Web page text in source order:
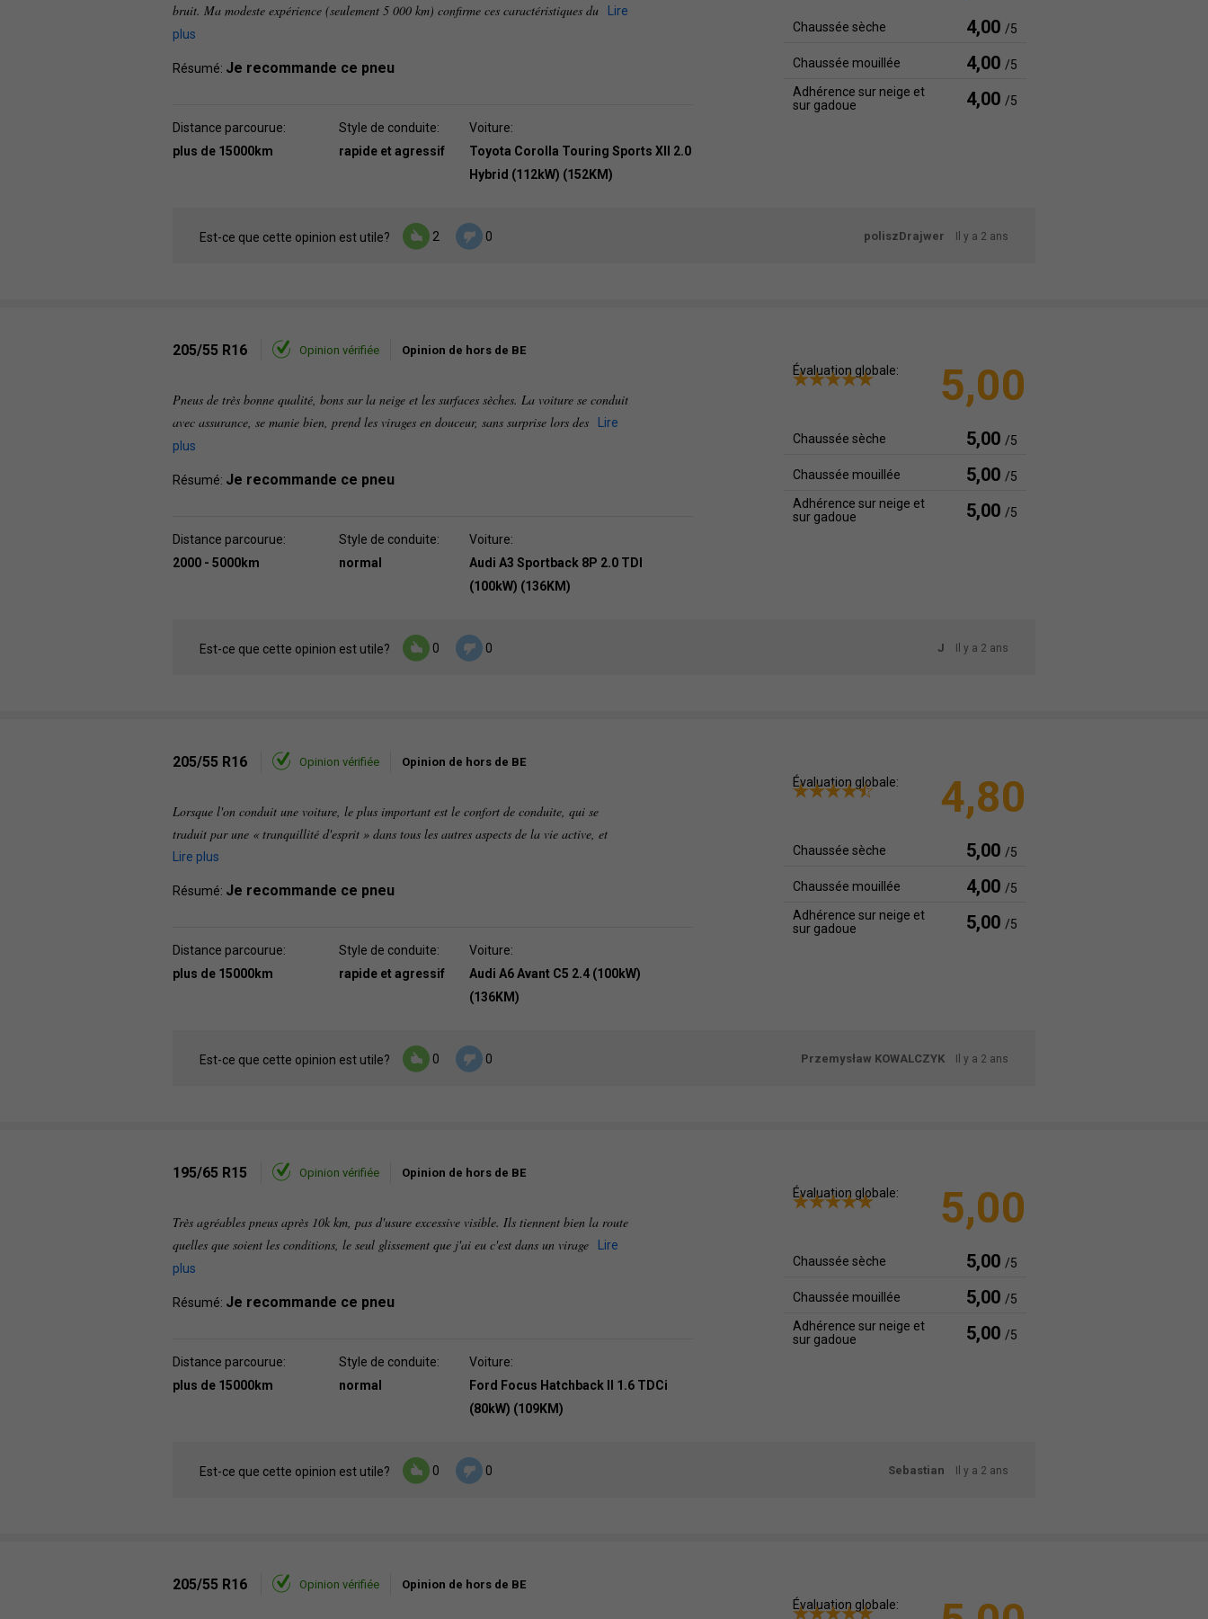
bruit. Ma modeste expérience (seulement 5 000 km) confirme ces caractéristiques du
Lire
plus
Résumé: Je recommande ce pneu
Distance parcourue:
plus de 15000km
Style de conduite:
rapide et agressif
Voiture:
Toyota Corolla Touring Sports XII 2.0
Hybrid (112kW) (152KM)
Chaussée sèche 4,00 /5
Chaussée mouillée 4,00 /5
Adhérence sur neige et
sur gadoue
4,00 /5
Est-ce que cette opinion est utile? 2 0 poliszDrajwer Il y a 2 ans
205/55 R16 Opinion vérifiée Opinion de hors de BE
Pneus de très bonne qualité, bons sur la neige et les surfaces sèches. La voiture se conduit
avec assurance, se manie bien, prend les virages en douceur, sans surprise lors des
Lire
plus
Résumé: Je recommande ce pneu
Distance parcourue:
2000 - 5000km
Style de conduite:
normal
Voiture:
Audi A3 Sportback 8P 2.0 TDI
(100kW) (136KM)
Évaluation globale: 5,00
Chaussée sèche 5,00 /5
Chaussée mouillée 5,00 /5
Adhérence sur neige et
sur gadoue
5,00 /5
Est-ce que cette opinion est utile? 0 0 J Il y a 2 ans
205/55 R16 Opinion vérifiée Opinion de hors de BE
Lorsque l'on conduit une voiture, le plus important est le confort de conduite, qui se
traduit par une « tranquillité d'esprit » dans tous les autres aspects de la vie active, et
Lire plus
Résumé: Je recommande ce pneu
Distance parcourue:
plus de 15000km
Style de conduite:
rapide et agressif
Voiture:
Audi A6 Avant C5 2.4 (100kW)
(136KM)
Évaluation globale: 4,80
Chaussée sèche 5,00 /5
Chaussée mouillée 4,00 /5
Adhérence sur neige et
sur gadoue
5,00 /5
Est-ce que cette opinion est utile? 0 0 Przemysław KOWALCZYK Il y a 2 ans
195/65 R15 Opinion vérifiée Opinion de hors de BE
Très agréables pneus après 10k km, pas d'usure excessive visible. Ils tiennent bien la route
quelles que soient les conditions, le seul glissement que j'ai eu c'est dans un virage
Lire
plus
Résumé: Je recommande ce pneu
Distance parcourue:
plus de 15000km
Style de conduite:
normal
Voiture:
Ford Focus Hatchback II 1.6 TDCi
(80kW) (109KM)
Évaluation globale: 5,00
Chaussée sèche 5,00 /5
Chaussée mouillée 5,00 /5
Adhérence sur neige et
sur gadoue
5,00 /5
Est-ce que cette opinion est utile? 0 0 Sebastian Il y a 2 ans
205/55 R16 Opinion vérifiée Opinion de hors de BE
Évaluation globale: